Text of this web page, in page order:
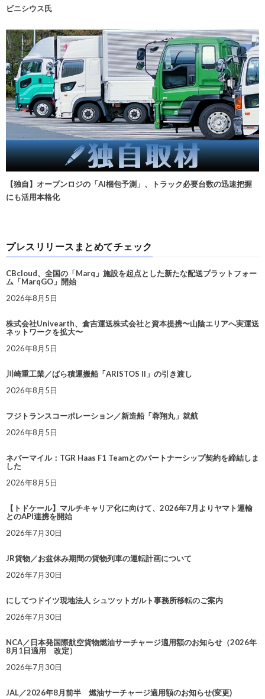
ビニシウス氏
【独自】オープンロジの「AI梱包予測」、トラック必要台数の迅速把握
にも活用本格化
プレスリリースまとめてチェック
CBcloud、全国の「Marq」施設を起点とした新たな配送プラットフォー
ム「MarqGO」開始
2026年8月5日
株式会社Univearth、倉吉運送株式会社と資本提携〜山陰エリアへ実運送
ネットワークを拡大〜
2026年8月5日
川崎重工業／ばら積運搬船「ARISTOS II」の引き渡し
2026年8月5日
フジトランスコーポレーション／新造船「蓉翔丸」就航
2026年8月5日
ネバーマイル：TGR Haas F1 Teamとのパートナーシップ契約を締結しま
した
2026年8月5日
【トドケール】マルチキャリア化に向けて、2026年7月よりヤマト運輸
とのAPI連携を開始
2026年7月30日
JR貨物／お盆休み期間の貨物列車の運転計画について
2026年7月30日
にしてつドイツ現地法人 シュツットガルト事務所移転のご案内
2026年7月30日
NCA／日本発国際航空貨物燃油サーチャージ適用額のお知らせ（2026年
8月1日適用 改定）
2026年7月30日
JAL／2026年8月前半 燃油サーチャージ適用額のお知らせ(変更)